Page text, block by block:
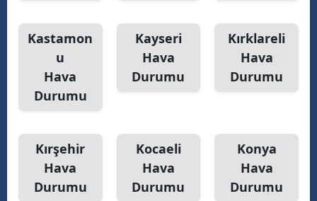
Kastamon
u
Hava
Durumu
Kayseri
Hava
Durumu
Kırklareli
Hava
Durumu
Kırşehir
Hava
Durumu
Kocaeli
Hava
Durumu
Konya
Hava
Durumu